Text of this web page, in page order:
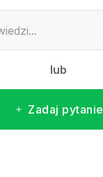
lub
Zadaj pytanie